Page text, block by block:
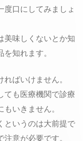
度口にしてみましょ
美味しくないとか知
知れます。
ばいけません。
ても医療機関で診療
いきません。
というのは大前提で
意が必要です。